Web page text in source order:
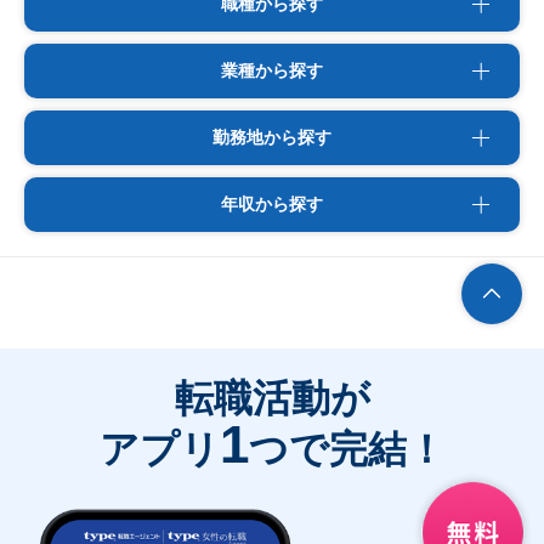
業種から探す
勤務地から探す
年収から探す
転職活動が
アプリ 1つで完結！